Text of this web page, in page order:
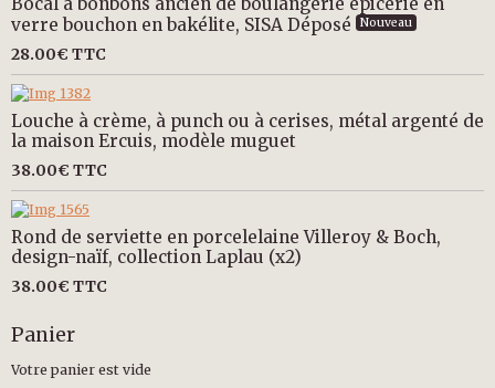
verre bouchon en bakélite, SISA Déposé
Nouveau
28.00€ TTC
Louche à crème, à punch ou à cerises, métal argenté de
la maison Ercuis, modèle muguet
38.00€ TTC
Rond de serviette en porcelelaine Villeroy & Boch,
design-naïf, collection Laplau (x2)
38.00€ TTC
Panier
Votre panier est vide